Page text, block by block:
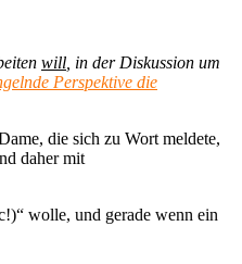
will, in der Diskussion um
Perspektive die
die sich zu Wort meldete,
daher mit
wolle, und gerade wenn ein